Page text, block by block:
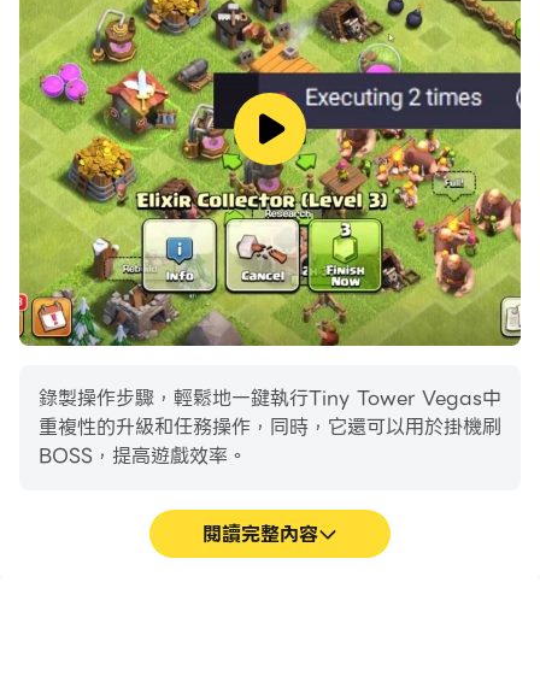
錄製操作步驟，輕鬆地一鍵執行Tiny Tower Vegas中
重複性的升級和任務操作，同時，它還可以用於掛機刷
BOSS，提高遊戲效率。
閱讀完整內容